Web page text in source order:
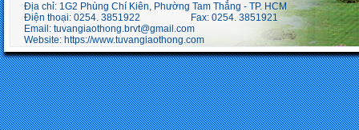
Địa chỉ: 1G2 Phùng Chí Kiên, Phường Tam Thắng - TP. HCM
Điện thoại: 0254. 3851922 Fax: 0254. 3851921
Email: tuvangiaothong.brvt@gmail.com
Website: https://www.tuvangiaothong.com